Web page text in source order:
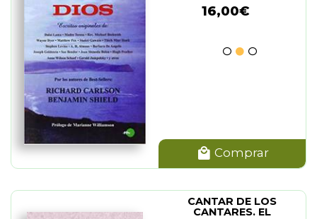
16,00€
Comprar
CANTAR DE LOS
CANTARES. EL